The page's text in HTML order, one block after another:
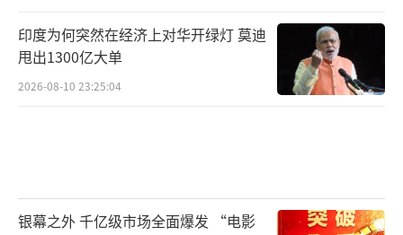
印度为何突然在经济上对华开绿灯 莫迪
甩出1300亿大单
2026-08-10 23:25:04
银幕之外 千亿级市场全面爆发 “电影